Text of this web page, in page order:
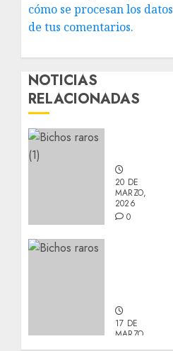
cómo se procesan los datos
de tus comentarios.
NOTICIAS
RELACIONADAS
20 DE
MARZO,
2026
0
17 DE
MARZO,